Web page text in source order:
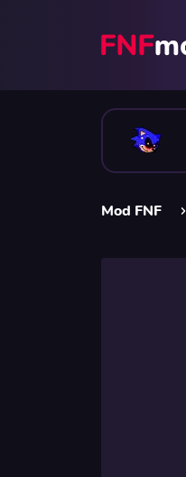
Mod FNF